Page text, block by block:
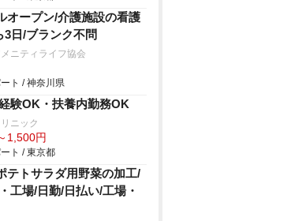
オープン/介護施設の看護
3日/ブランク不問
ニティライフ協会
ト / 神奈川県
験OK・扶養内勤務OK
ニック
1,500円
ト / 東京都
テトサラダ用野菜の加工/
工場/日勤/日払い/工場・